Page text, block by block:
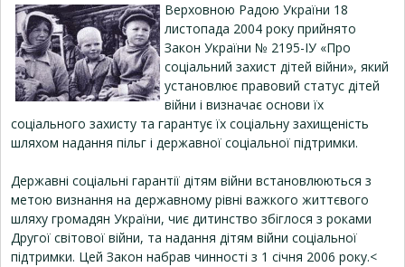
Верховною Радою України 18
листопада 2004 року прийнято
Закон України № 2195-ІУ «Про
соціальний захист дітей війни», який
установлює правовий статус дітей
війни і визначає основи їх
соціального захисту та гарантує їх соціальну захищеність
шляхом надання пільг і державної соціальної підтримки.
Державні соціальні гарантії дітям війни встановлюються з
метою визнання на державному рівні важкого життєвого
шляху громадян України, чиє дитинство збіглося з роками
Другої світової війни, та надання дітям війни соціальної
підтримки. Цей Закон набрав чинності з 1 січня 2006 року.<